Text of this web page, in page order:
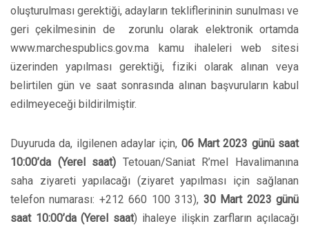
oluşturulması gerektiği, adayların tekliflerininin sunulması ve
geri çekilmesinin de zorunlu olarak elektronik ortamda
www.marchespublics.gov.ma kamu ihaleleri web sitesi
üzerinden yapılması gerektiği, fiziki olarak alınan veya
belirtilen gün ve saat sonrasında alınan başvuruların kabul
edilmeyeceği bildirilmiştir.
Duyuruda da, ilgilenen adaylar için, 06 Mart 2023 günü saat
10:00’da (Yerel saat) Tetouan/Saniat R’mel Havalimanına
saha ziyareti yapılacağı (ziyaret yapılması için sağlanan
telefon numarası: +212 660 100 313), 30 Mart 2023 günü
saat 10:00’da (Yerel saat) ihaleye ilişkin zarfların açılacağı